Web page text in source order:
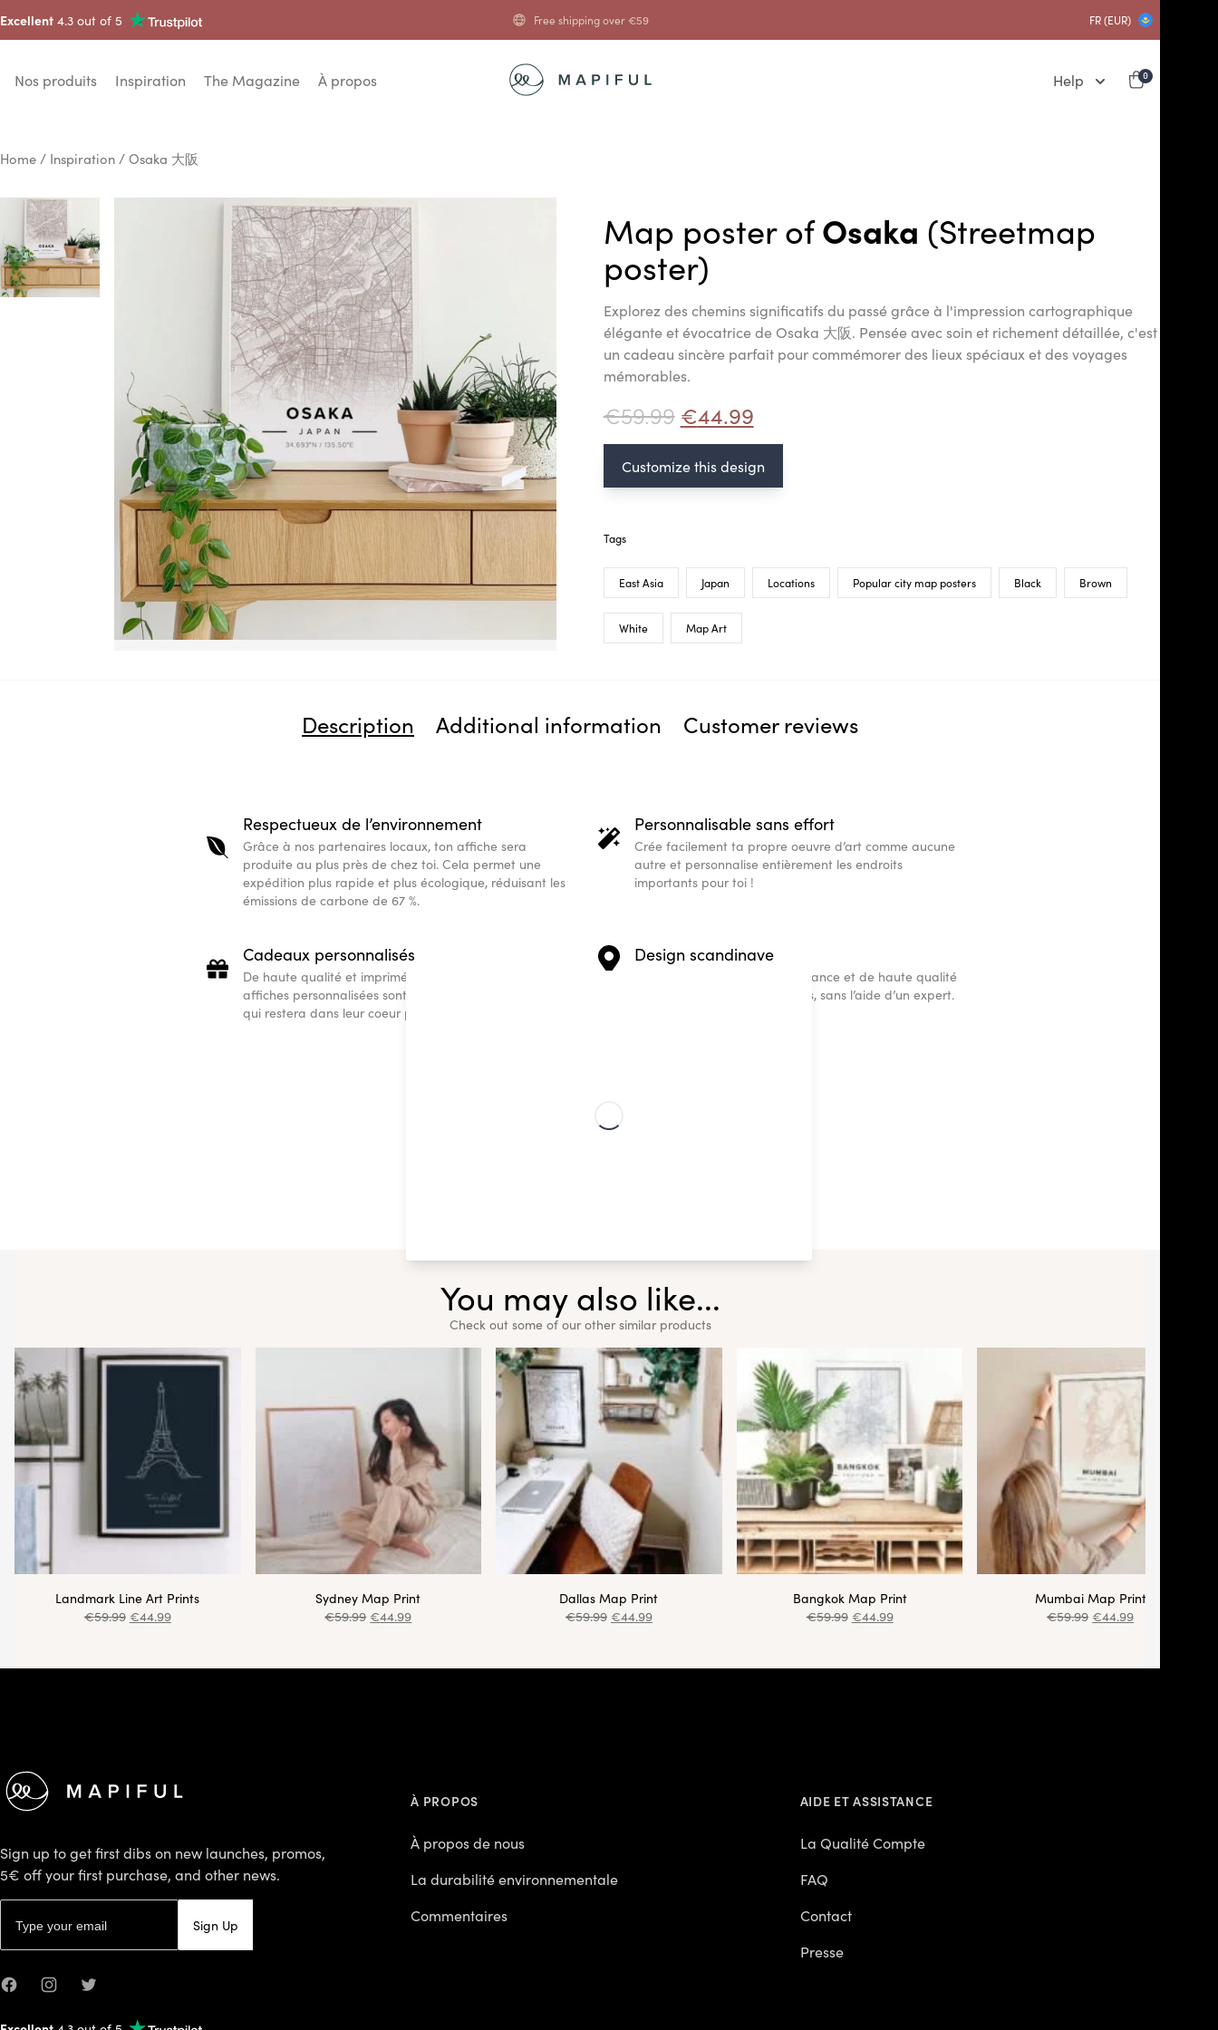
Excellent 4.3 out of 5 Free shipping over€59 FR (EUR)
Nos produits Inspiration The Magazine À propos Help 0
Home / Inspiration / Osaka 大阪
Map poster ofOsaka (Streetmap
poster)
Explorez des chemins significatifs du passé grâce à l'impression cartographique
élégante et évocatrice de Osaka 大阪. Pensée avec soin et richement détaillée, c'est
un cadeau sincère parfait pour commémorer des lieux spéciaux et des voyages
mémorables.
€59.99 €44.99
Customize this design
Tags
East Asia Japan Locations Popular city map posters Black Brown
White Map Art
Description Additional information Customer reviews
Respectueux de l’environnement
Grâce à nos partenaires locaux, ton affiche sera
produite au plus près de chez toi. Cela permet une
expédition plus rapide et plus écologique, réduisant les
émissions de carbone de 67 %.
Personnalisable sans effort
Crée facilement ta propre oeuvre d’art comme aucune
autre et personnalise entièrement les endroits
importants pour toi !
Cadeaux personnalisés
De haute qualité et imprimées sur commande, nos
affiches personnalisées sont un cadeau pleins de sens
qui restera dans leur coeur pour toujours.
Design scandinave
Nos designs scandinaves tendance et de haute qualité
s’adaptent à tous les intérieurs, sans l’aide d’un expert.
You may also like...
Check out some of our other similar products
Landmark Line Art Prints
€59.99 €44.99
Sydney Map Print
€59.99 €44.99
Dallas Map Print
€59.99 €44.99
Bangkok Map Print
€59.99 €44.99
Mumbai Map Print
€59.99 €44.99
Sign up to get first dibs on new launches, promos,
5€ off your first purchase, and other news.
Sign Up
FacebookInstagramTwitter
À PROPOS
À propos de nous
La durabilité environnementale
Commentaires
AIDE ET ASSISTANCE
La Qualité Compte
FAQ
Contact
Presse